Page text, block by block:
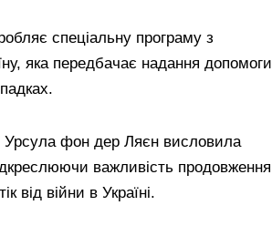
спеціальну програму з
яка передбачає надання допомоги
Урсула фон дер Ляєн висловила
важливість продовження
від війни в Україні.